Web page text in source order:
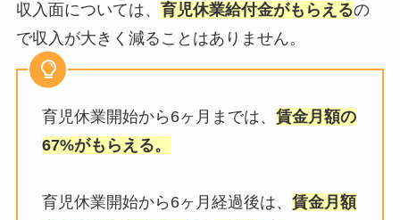
収入面については、 育児休業給付金がもらえるの
で収入が大きく減ることはありません。
育児休業開始から6ヶ月までは、 賃金月額の
67%がもらえる。
育児休業開始から6ヶ月経過後は、 賃金月額